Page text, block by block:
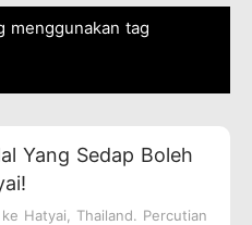
menggunakan tag
Yang Sedap Boleh
Hatyai, Thailand. Percutian